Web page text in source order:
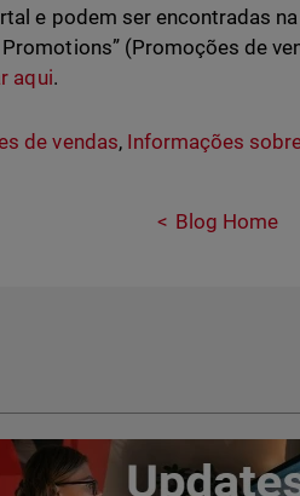
e podem ser encontradas
Promotions” (Promoções de
aqui.
de vendas, Informações
Blog Home